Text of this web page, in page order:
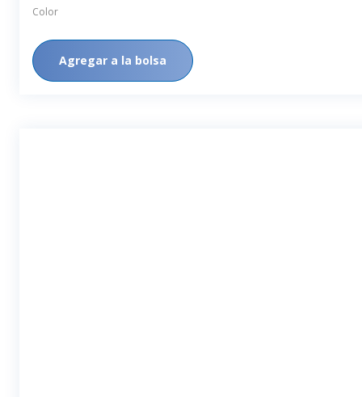
Color
Agregar a la bolsa